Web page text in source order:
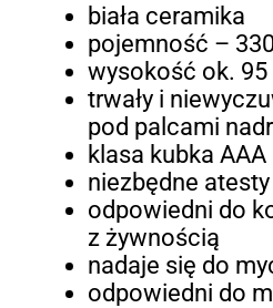
biała ceramika
pojemność –
wysokość ok. 95
trwały i
pod palcami
klasa kubka AAA
niezbędne
odpowiedni do
z żywnością
nadaje się do
odpowiedni do